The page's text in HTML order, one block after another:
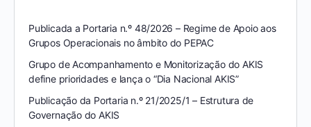
Publicada a Portaria n.º 48/2026 – Regime de Apoio aos
Grupos Operacionais no âmbito do PEPAC
Grupo de Acompanhamento e Monitorização do AKIS
define prioridades e lança o “Dia Nacional AKIS”
Publicação da Portaria n.º 21/2025/1 – Estrutura de
Governação do AKIS